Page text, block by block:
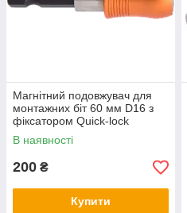
Магнітний подовжувач для
монтажних біт 60 мм D16 з
фіксатором Quick-lock
В наявності
200 ₴
Купити